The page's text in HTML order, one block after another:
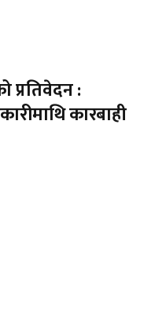
प्रतिवेदन :
कारबाही